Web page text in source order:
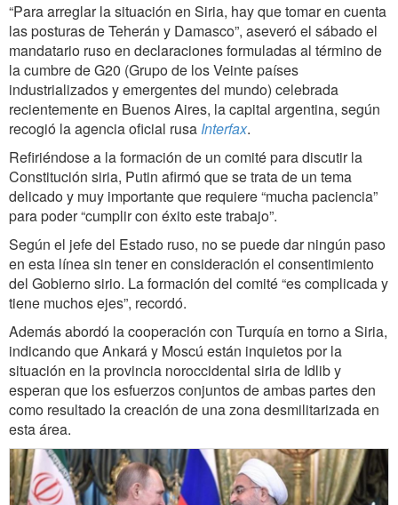
“Para arreglar la situación en Siria, hay que tomar en cuenta
las posturas de Teherán y Damasco”, aseveró el sábado el
mandatario ruso en declaraciones formuladas al término de
la cumbre de G20 (Grupo de los Veinte países
industrializados y emergentes del mundo) celebrada
recientemente en Buenos Aires, la capital argentina, según
recogió la agencia oficial rusa Interfax.
Refiriéndose a la formación de un comité para discutir la
Constitución siria, Putin afirmó que se trata de un tema
delicado y muy importante que requiere “mucha paciencia”
para poder “cumplir con éxito este trabajo”.
Según el jefe del Estado ruso, no se puede dar ningún paso
en esta línea sin tener en consideración el consentimiento
del Gobierno sirio. La formación del comité “es complicada y
tiene muchos ejes”, recordó.
Además abordó la cooperación con Turquía en torno a Siria,
indicando que Ankará y Moscú están inquietos por la
situación en la provincia noroccidental siria de Idlib y
esperan que los esfuerzos conjuntos de ambas partes den
como resultado la creación de una zona desmilitarizada en
esta área.